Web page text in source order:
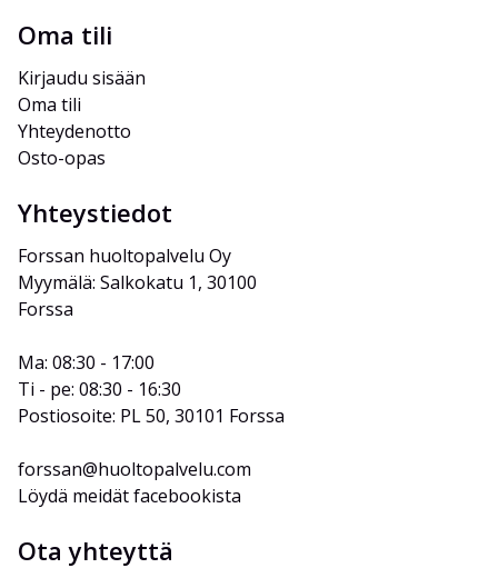
Oma tili
Kirjaudu sisään
Oma tili
Yhteydenotto
Osto-opas
Yhteystiedot
Forssan huoltopalvelu Oy
Myymälä: Salkokatu 1, 30100
Forssa
Ma: 08:30 - 17:00
Ti - pe: 08:30 - 16:30
Postiosoite: PL 50, 30101 Forssa
forssan@huoltopalvelu.com
Löydä meidät facebookista
Ota yhteyttä